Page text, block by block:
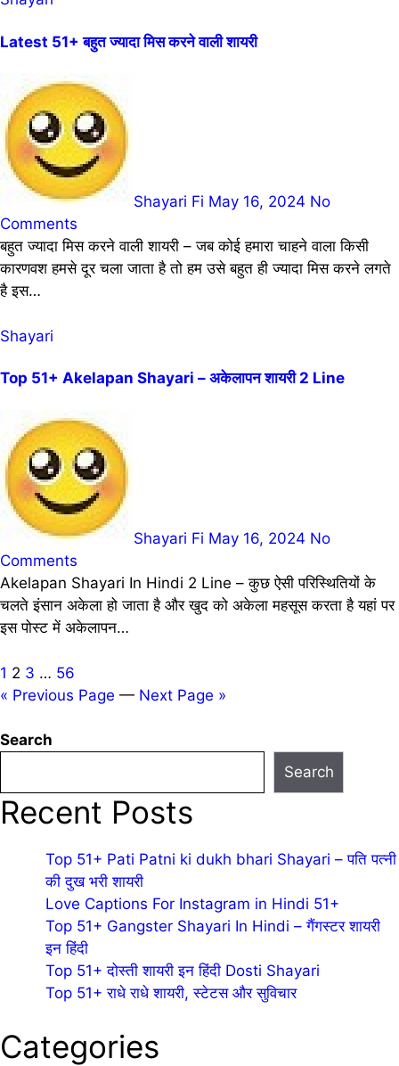
Latest 51+ बहुत ज्यादा मिस करने वाली शायरी
Shayari Fi May 16, 2024 No
Comments
बहुत ज्यादा मिस करने वाली शायरी – जब कोई हमारा चाहने वाला किसी
कारणवश हमसे दूर चला जाता है तो हम उसे बहुत ही ज्यादा मिस करने लगते
है इस…
Shayari
Top 51+ Akelapan Shayari – अकेलापन शायरी 2 Line
Shayari Fi May 16, 2024 No
Comments
Akelapan Shayari In Hindi 2 Line – कुछ ऐसी परिस्थितियों के
चलते इंसान अकेला हो जाता है और खुद को अकेला महसूस करता है यहां पर
इस पोस्ट में अकेलापन…
Posts
pagination
1 2 3 … 56
« Previous Page — Next Page »
Search
Search
Recent Posts
Top 51+ Pati Patni ki dukh bhari Shayari – पति पत्नी
की दुख भरी शायरी
Love Captions For Instagram in Hindi 51+
Top 51+ Gangster Shayari In Hindi – गैंगस्टर शायरी
इन हिंदी
Top 51+ दोस्ती शायरी इन हिंदी Dosti Shayari
Top 51+ राधे राधे शायरी, स्टेटस और सुविचार
Categories